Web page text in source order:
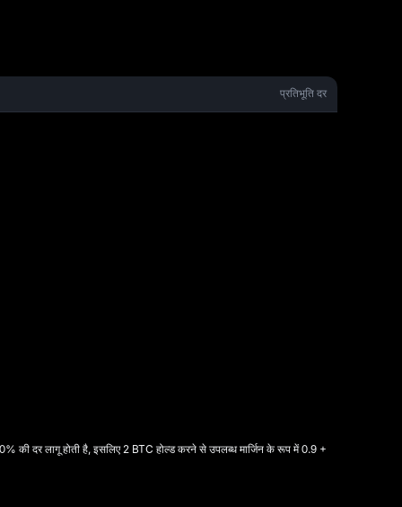
प्रतिभूति दर
की दर लागू होती है, इसलिए 2 BTC होल्ड करने से उपलब्ध मार्जिन के रूप में 0.9 +